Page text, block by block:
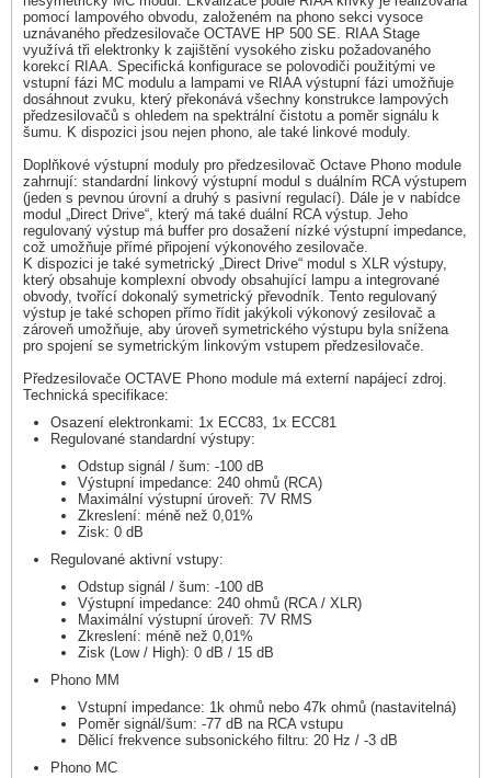
pomocí lampového obvodu, založeném na phono sekci vysoce
uznávaného předzesilovače OCTAVE HP 500 SE. RIAA Stage
využívá tři elektronky k zajištění vysokého zisku požadovaného
korekcí RIAA. Specifická konfigurace se polovodiči použitými ve
vstupní fázi MC modulu a lampami ve RIAA výstupní fázi umožňuje
dosáhnout zvuku, který překonává všechny konstrukce lampových
předzesilovačů s ohledem na spektrální čistotu a poměr signálu k
šumu. K dispozici jsou nejen phono, ale také linkové moduly.
Doplňkové výstupní moduly pro předzesilovač Octave Phono module
zahrnují: standardní linkový výstupní modul s duálním RCA výstupem
(jeden s pevnou úrovní a druhý s pasivní regulací). Dále je v nabídce
modul „Direct Drive“, který má také duální RCA výstup. Jeho
regulovaný výstup má buffer pro dosažení nízké výstupní impedance,
což umožňuje přímé připojení výkonového zesilovače.
K dispozici je také symetrický „Direct Drive“ modul s XLR výstupy,
který obsahuje komplexní obvody obsahující lampu a integrované
obvody, tvořící dokonalý symetrický převodník. Tento regulovaný
výstup je také schopen přímo řídit jakýkoli výkonový zesilovač a
zároveň umožňuje, aby úroveň symetrického výstupu byla snížena
pro spojení se symetrickým linkovým vstupem předzesilovače.
Předzesilovače OCTAVE Phono module má externí napájecí zdroj.
Technická specifikace:
Osazení elektronkami: 1x ECC83, 1x ECC81
Regulované standardní výstupy:
Odstup signál / šum: -100 dB
Výstupní impedance: 240 ohmů (RCA)
Maximální výstupní úroveň: 7V RMS
Zkreslení: méně než 0,01%
Zisk: 0 dB
Regulované aktivní vstupy:
Odstup signál / šum: -100 dB
Výstupní impedance: 240 ohmů (RCA / XLR)
Maximální výstupní úroveň: 7V RMS
Zkreslení: méně než 0,01%
Zisk (Low / High): 0 dB / 15 dB
Phono MM
Vstupní impedance: 1k ohmů nebo 47k ohmů (nastavitelná)
Poměr signál/šum: -77 dB na RCA vstupu
Dělicí frekvence subsonického filtru: 20 Hz / -3 dB
Phono MC